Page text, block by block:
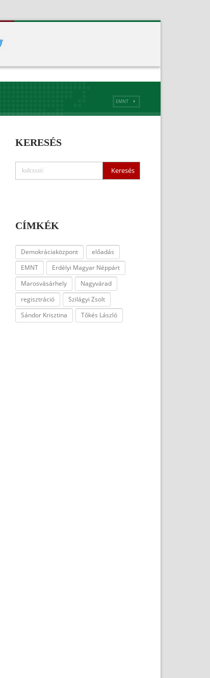
EMNT
KERESÉS
CÍMKÉK
Demokráciaközpont
előadás
EMNT
Erdélyi Magyar Néppárt
Marosvásárhely
Nagyvárad
regisztráció
Szilágyi Zsolt
Sándor Krisztina
Tőkés László